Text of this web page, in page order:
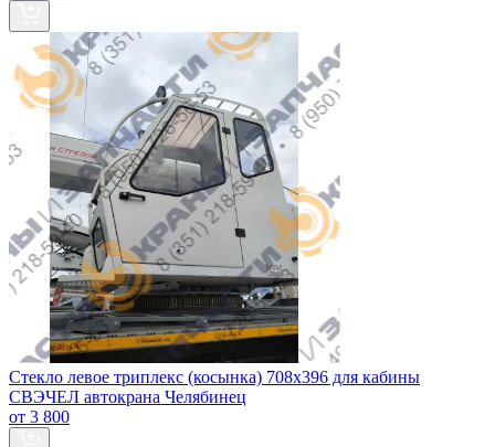
Стекло левое триплекс (косынка) 708х396 для кабины
СВЭЧЕЛ автокрана Челябинец
от 3 800